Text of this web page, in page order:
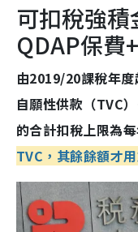
可扣稅強積
QDAP保費
由2019/20課稅年
自願性供款（TVC
的合計扣稅上限為
TVC，其餘餘額才